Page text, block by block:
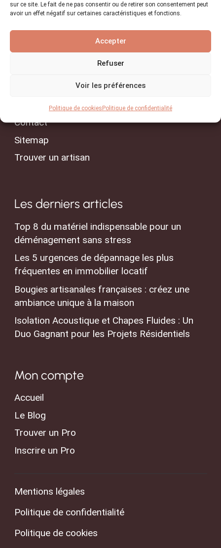
sur ce site. Le fait de ne pas consentir ou de retirer son consentement peut
avoir un effet négatif sur certaines caractéristiques et fonctions.
Accepter
Refuser
Voir les préférences
Politique de cookiesPolitique de confidentialité
TROUVER UN PRO
Conseils & Actualités
A propos
Contact
Sitemap
Trouver un artisan
Les derniers articles
Top 8 du matériel indispensable pour un
déménagement sans stress
Les 5 urgences de dépannage les plus
fréquentes en immobilier locatif
Bougies artisanales françaises : créez une
ambiance unique à la maison
Isolation Acoustique et Chapes Fluides : Un
Duo Gagnant pour les Projets Résidentiels
Mon compte
Accueil
Le Blog
Trouver un Pro
Inscrire un Pro
Mentions légales
Politique de confidentialité
Politique de cookies